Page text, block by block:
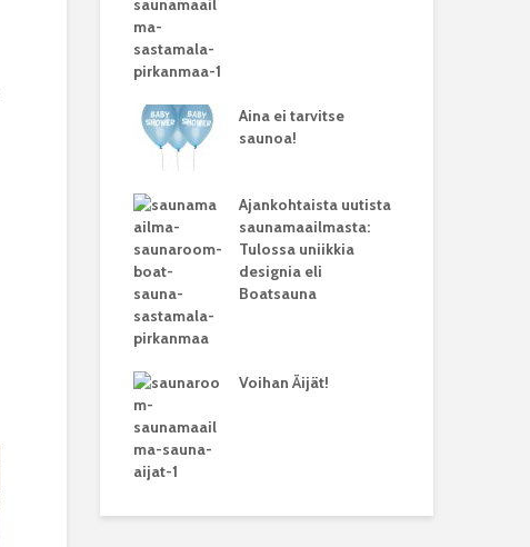
Aina ei tarvitse
saunoa!
Ajankohtaista uutista
saunamaailmasta:
Tulossa uniikkia
designia eli
Boatsauna
Voihan Äijät!